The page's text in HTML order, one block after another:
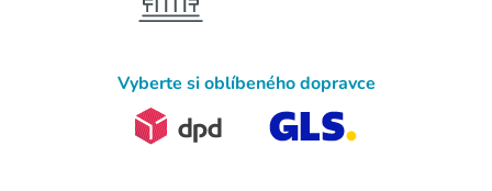
Vyberte si oblíbeného dopravce